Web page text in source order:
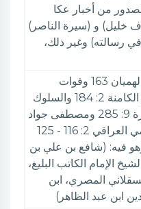
من أخبار عكا
خليل) و (سيرة الناصر)
رسالته) وغير ذلك،
الأعلام 3: 152& نكت الهميان 163 وفوات
الوفيات 1: 182 والدرر الكامنة 2: 184 والسلوك
2: 327 والنجوم الزاهرة 9: 285 ومصطفى جواد
في مجلة المجمع العلمي العراقي 2: 116 - 125
فيه: (شافع بن علي بن
الإمام الكاتب البليغ،
المصري، ابن
ابن عبد الظاهر)